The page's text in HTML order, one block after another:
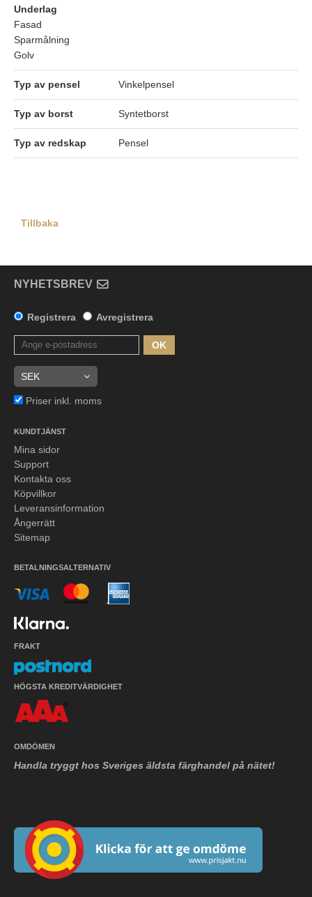
Underlag
Fasad
Sparmålning
Golv
Typ av pensel Vinkelpensel
Typ av borst Syntetborst
Typ av redskap Pensel
Tillbaka
NYHETSBREV
Registrera Avregistrera
OK
Priser inkl. moms
KUNDTJÄNST
Mina sidor
Support
Kontakta oss
Köpvillkor
Leveransinformation
Ångerrätt
Sitemap
BETALNINGSALTERNATIV
FRAKT
HÖGSTA KREDITVÄRDIGHET
OMDÖMEN
Handla tryggt hos Sveriges äldsta färghandel på nätet!